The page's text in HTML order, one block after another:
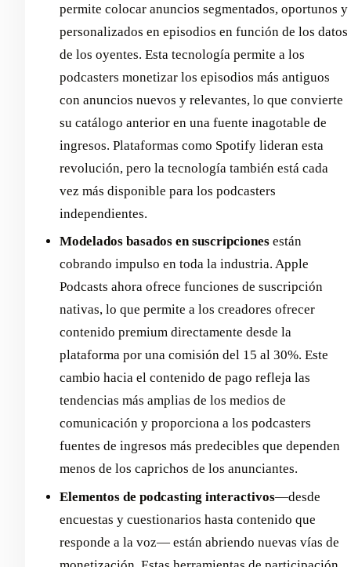
permite colocar anuncios segmentados, oportunos y
personalizados en episodios en función de los datos
de los oyentes. Esta tecnología permite a los
podcasters monetizar los episodios más antiguos
con anuncios nuevos y relevantes, lo que convierte
su catálogo anterior en una fuente inagotable de
ingresos. Plataformas como Spotify lideran esta
revolución, pero la tecnología también está cada
vez más disponible para los podcasters
independientes.
Modelados basados en suscripciones están
cobrando impulso en toda la industria. Apple
Podcasts ahora ofrece funciones de suscripción
nativas, lo que permite a los creadores ofrecer
contenido premium directamente desde la
plataforma por una comisión del 15 al 30%. Este
cambio hacia el contenido de pago refleja las
tendencias más amplias de los medios de
comunicación y proporciona a los podcasters
fuentes de ingresos más predecibles que dependen
menos de los caprichos de los anunciantes.
Elementos de podcasting interactivos—desde
encuestas y cuestionarios hasta contenido que
responde a la voz— están abriendo nuevas vías de